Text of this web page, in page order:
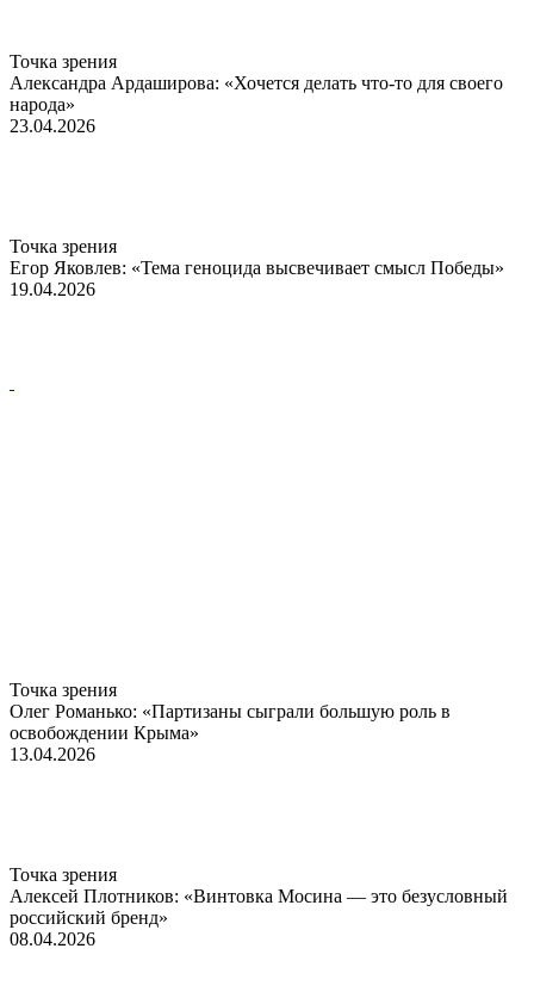
Точка зрения
Александра Ардаширова: «Хочется делать что-то для своего
народа»
23.04.2026
Точка зрения
Егор Яковлев: «Тема геноцида высвечивает смысл Победы»
19.04.2026
Точка зрения
Олег Романько: «Партизаны сыграли большую роль в
освобождении Крыма»
13.04.2026
Точка зрения
Алексей Плотников: «Винтовка Мосина — это безусловный
российский бренд»
08.04.2026